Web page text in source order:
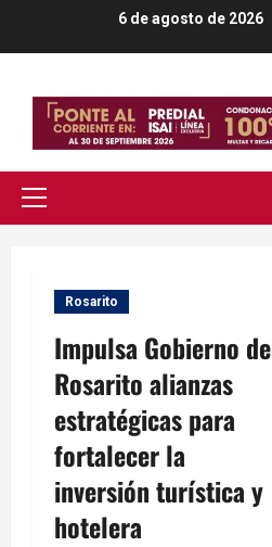
6 de agosto de 2026
Menú
Rosarito
Impulsa Gobierno de
Rosarito alianzas
estratégicas para
fortalecer la
inversión turística y
hotelera